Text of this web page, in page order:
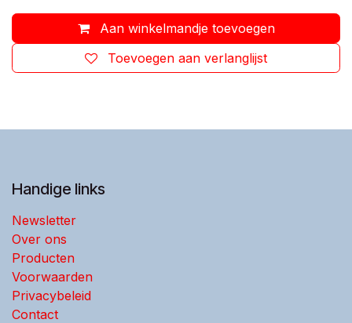
Aan winkelmandje toevoegen
Toevoegen aan verlanglijst
Handige links
Newsletter
Over ons
Producten
Voorwaarden
Privacybeleid
Contact